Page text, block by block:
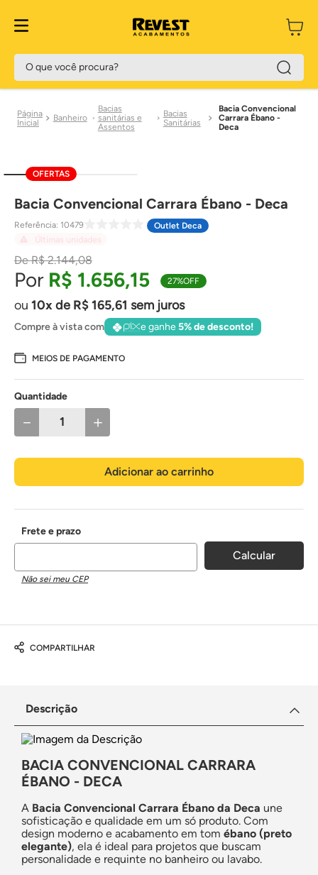
O que você procura?
Banheiro
Bacias
sanitárias e
Assentos
Bacias
Sanitárias
Bacia Convencional
Carrara Ébano -
Deca
Bacia Convencional Carrara Ébano - Deca
Referência: 10479
OFERTAS
Outlet Deca
R$ 2.144,08
R$ 1.656,15 27%OFF
10 de R$165,61 sem juros
Compre à vista com e ganhe5% de desconto!
MEIOS DE PAGAMENTO
Quantidade
＋
－
Adicionar ao carrinho
Não sei meu CEP
COMPARTILHAR
Descrição
BACIA CONVENCIONAL CARRARA
ÉBANO - DECA
A Bacia Convencional Carrara Ébano da Deca une
sofisticação e qualidade em um só produto. Com
design moderno e acabamento em tom ébano (preto
elegante), ela é ideal para projetos que buscam
personalidade e requinte no banheiro ou lavabo.